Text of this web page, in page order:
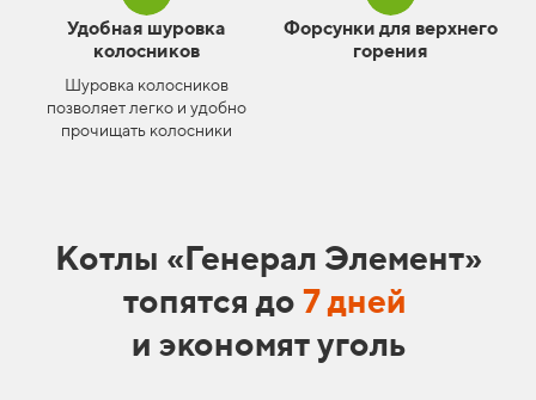
Удобная шуровка
колосников
Шуровка колосников
позволяет легко и удобно
прочищать колосники
Форсунки для верхнего
горения
Котлы «Генерал Элемент»
топятся до 7 дней
и экономят уголь